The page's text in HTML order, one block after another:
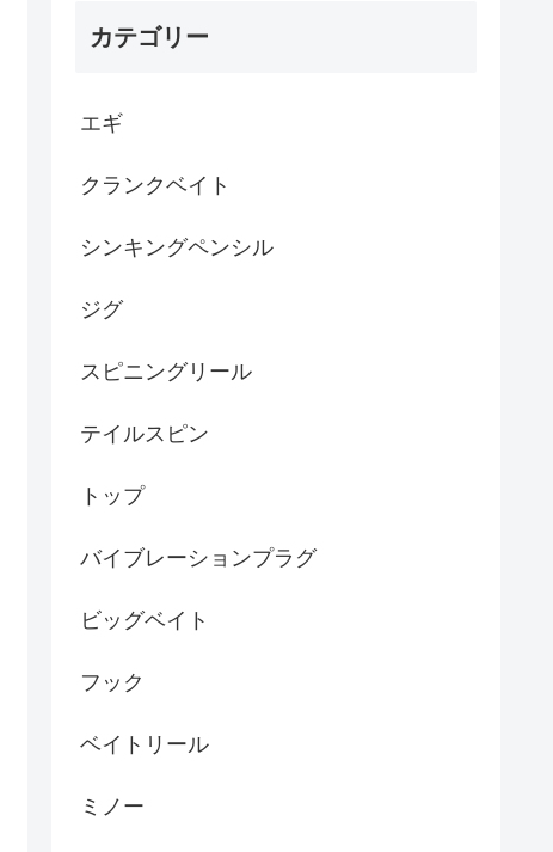
カテゴリー
エギ
クランクベイト
シンキングペンシル
ジグ
スピニングリール
テイルスピン
トップ
バイブレーションプラグ
ビッグベイト
フック
ベイトリール
ミノー